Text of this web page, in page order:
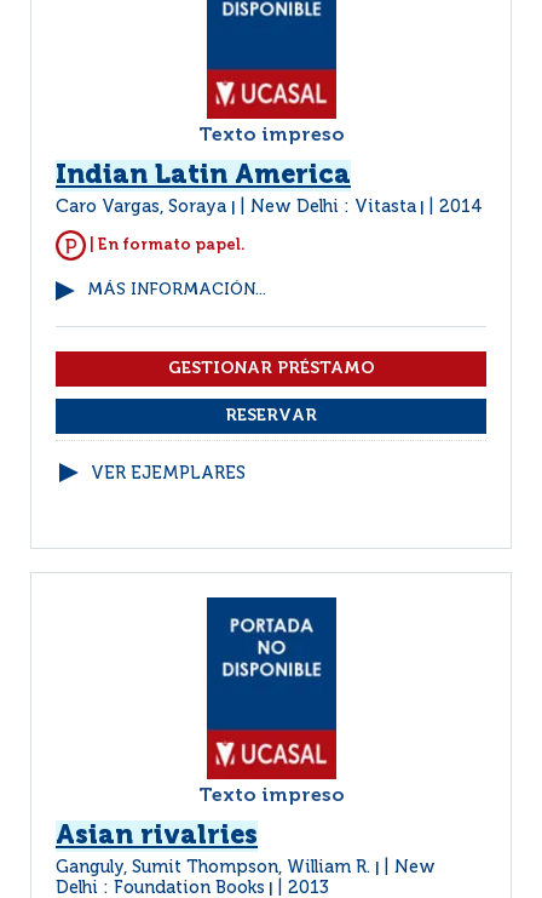
Texto impreso
Indian Latin America
Caro Vargas, Soraya New Delhi : Vitasta 2014
| En formato papel.
MÁS INFORMACIÓN...
VER EJEMPLARES
Texto impreso
Asian rivalries
Ganguly, Sumit Thompson, William R.
New
Delhi : Foundation Books
2013